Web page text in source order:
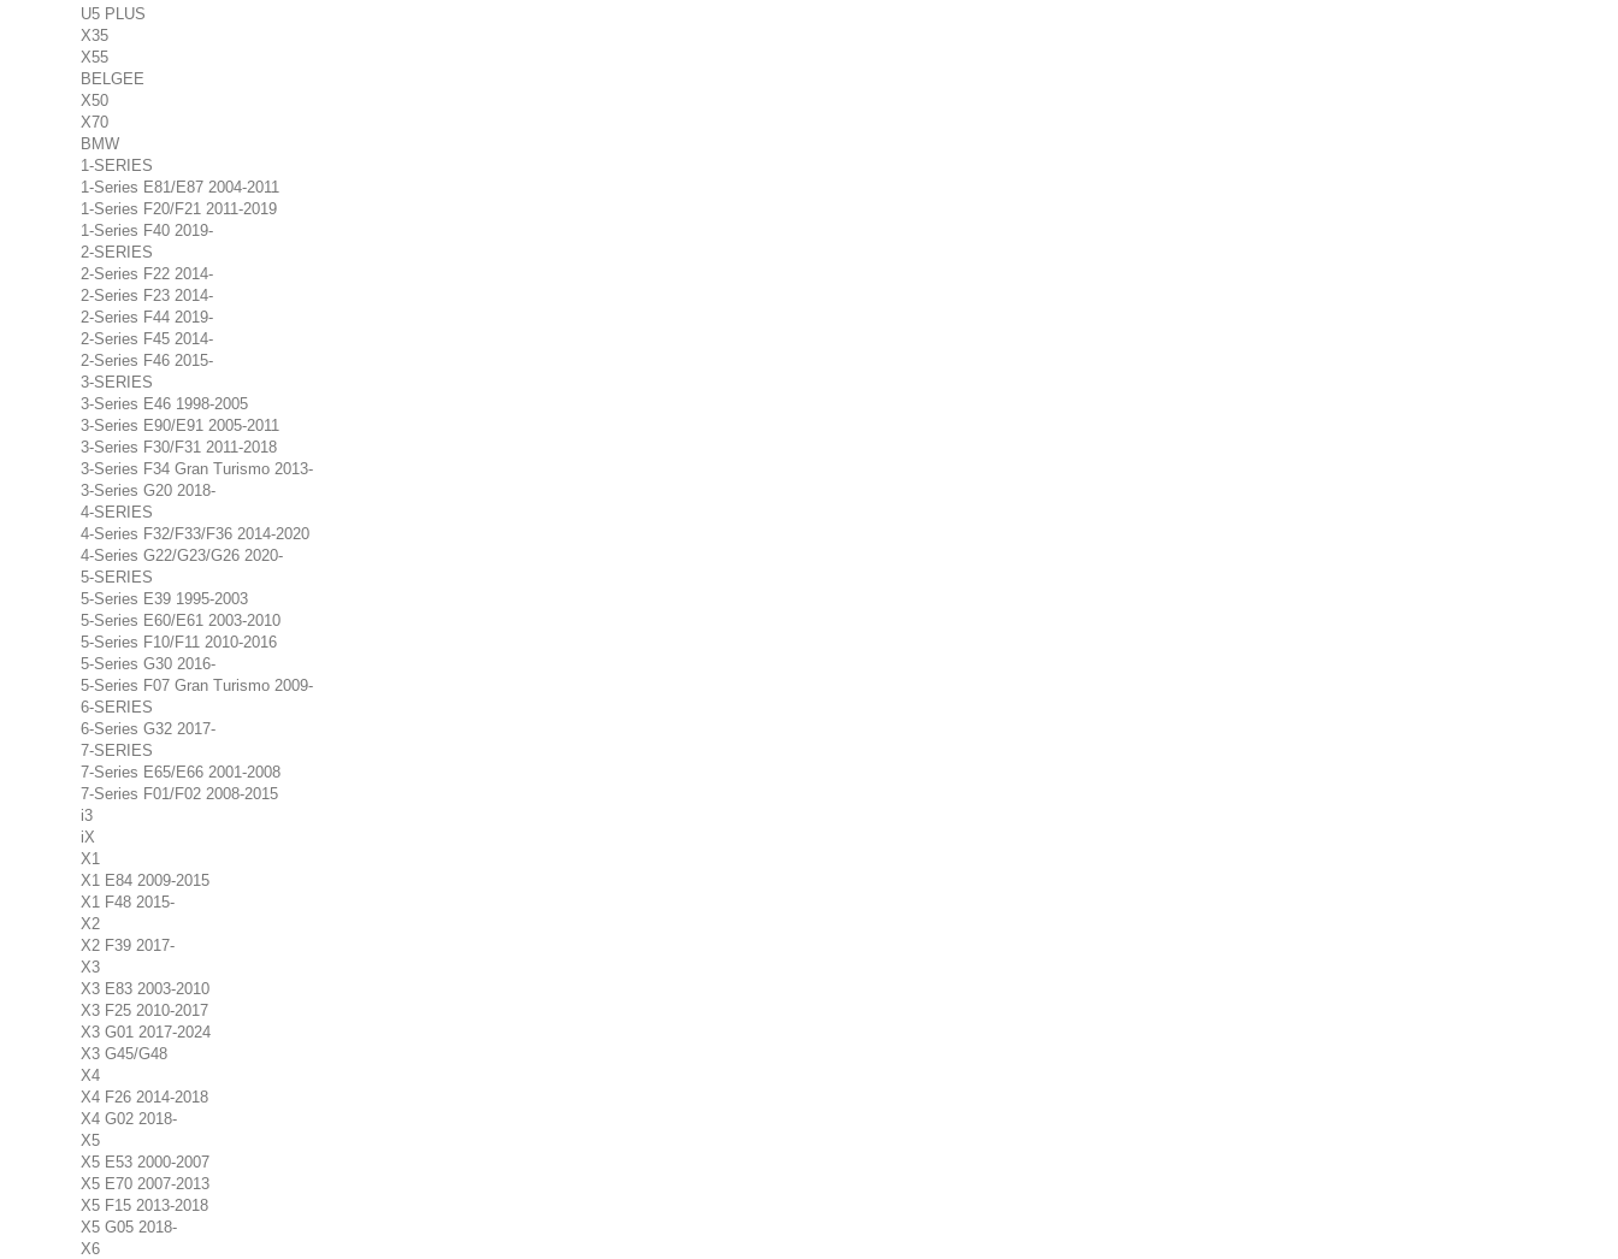
U5 PLUS
X35
X55
BELGEE
X50
X70
BMW
1-SERIES
1-Series E81/E87 2004-2011
1-Series F20/F21 2011-2019
1-Series F40 2019-
2-SERIES
2-Series F22 2014-
2-Series F23 2014-
2-Series F44 2019-
2-Series F45 2014-
2-Series F46 2015-
3-SERIES
3-Series E46 1998-2005
3-Series E90/E91 2005-2011
3-Series F30/F31 2011-2018
3-Series F34 Gran Turismo 2013-
3-Series G20 2018-
4-SERIES
4-Series F32/F33/F36 2014-2020
4-Series G22/G23/G26 2020-
5-SERIES
5-Series E39 1995-2003
5-Series E60/E61 2003-2010
5-Series F10/F11 2010-2016
5-Series G30 2016-
5-Series F07 Gran Turismo 2009-
6-SERIES
6-Series G32 2017-
7-SERIES
7-Series E65/E66 2001-2008
7-Series F01/F02 2008-2015
i3
iX
X1
X1 E84 2009-2015
X1 F48 2015-
X2
X2 F39 2017-
X3
X3 E83 2003-2010
X3 F25 2010-2017
X3 G01 2017-2024
X3 G45/G48
X4
X4 F26 2014-2018
X4 G02 2018-
X5
X5 E53 2000-2007
X5 E70 2007-2013
X5 F15 2013-2018
X5 G05 2018-
X6